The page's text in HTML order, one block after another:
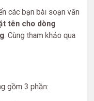
các bạn bài soạn văn
tên cho dòng
. Cùng tham khảo qua
gồm 3 phần: